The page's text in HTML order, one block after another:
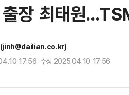
장 최태원
(jinh@dailian.co.kr)
17:56 수정 2025.04.10 17:56